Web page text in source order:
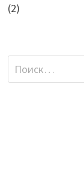
(2)
Найти: